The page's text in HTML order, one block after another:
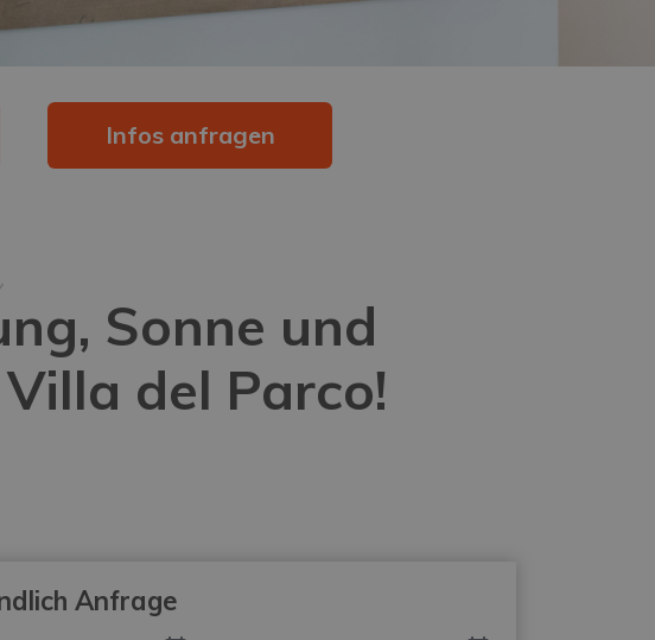
Infos anfragen
Sonne und
del Parco!
Anfrage